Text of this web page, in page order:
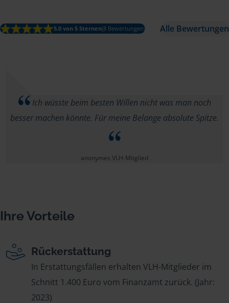
5.0 von 5 Sternen(8 Bewertungen) Alle Bewertungen
Ich wüsste beim besten Willen nicht was man noch
besser machen könnte. Für meine Belange absolute Spitze.
anonymes VLH-Mitglied
Ihre Vorteile
Rückerstattung
In Erstattungsfällen erhalten VLH-Mitglieder im
Schnitt 1.400 Euro vom Finanzamt zurück. (Jahr:
2023)